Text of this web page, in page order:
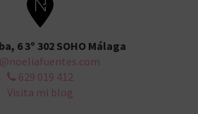
6 3º 302 SOHO Málaga
629 019 412
Visita mi blog